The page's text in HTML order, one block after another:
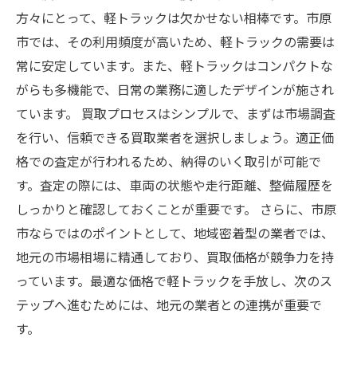
方々にとって、軽トラックは欠かせない相棒です。市原
市では、その利用頻度が高いため、軽トラックの需要は
常に安定しています。また、軽トラックはコンパクトな
がらも多機能で、日常の業務に適したデザインが施され
ています。 買取プロセスはシンプルで、まずは市場調査
を行い、信頼できる買取業者を選択しましょう。適正価
格での査定が行われるため、納得のいく取引が可能で
す。査定の際には、車両の状態や走行距離、整備履歴を
しっかりと確認しておくことが重要です。 さらに、市原
市ならではのポイントとして、地域密着型の業者では、
地元の市場相場に精通しており、買取価格が競争力を持
っています。最適な価格で軽トラックを手放し、次のス
テップへ進むためには、地元の業者との連携が重要で
す。